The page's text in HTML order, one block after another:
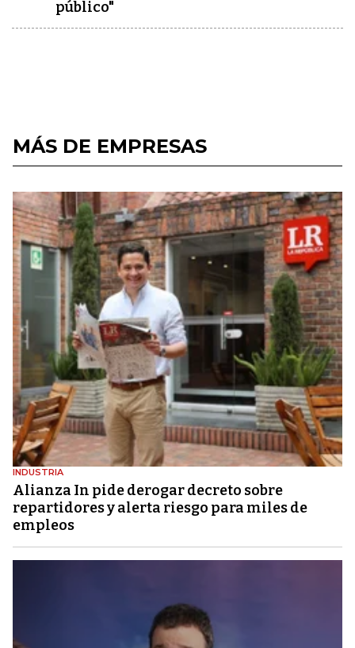
público"
MÁS DE EMPRESAS
INDUSTRIA
Alianza In pide derogar decreto sobre
repartidores y alerta riesgo para miles de
empleos